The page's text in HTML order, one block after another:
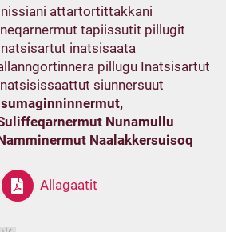
attartortittakkani
tapiissutit pillugit
inatsisaata
pillugu Inatsisartut
siunnersuut
Nunamullu
Naalakkersuisoq
Allagaatit